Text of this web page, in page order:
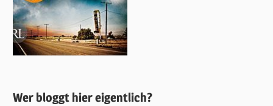
Wer bloggt hier eigentlich?